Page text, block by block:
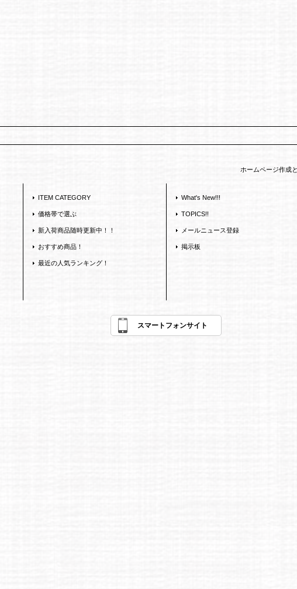
ホームページ作成
ITEM CATEGORY
価格帯で選ぶ
新入荷商品随時更新中！！
おすすめ商品！
最近の人気ランキング！
What's New!!!
TOPICS!!
メールニュース登録
掲示板
スマートフォンサイト